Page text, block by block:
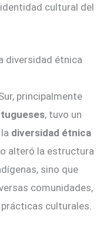
cultural del
diversidad étnica
principalmente
, tuvo un
diversidad étnica
alteró la estructura
sino que
comunidades,
culturales.